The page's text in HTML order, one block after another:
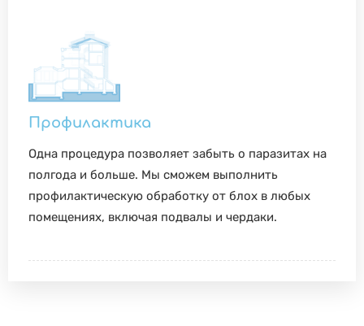
Профилактика
Одна процедура позволяет забыть о паразитах на
полгода и больше. Мы сможем выполнить
профилактическую обработку от блох в любых
помещениях, включая подвалы и чердаки.